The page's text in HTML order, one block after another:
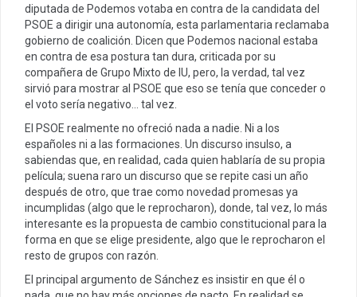
diputada de Podemos votaba en contra de la candidata del
PSOE a dirigir una autonomía, esta parlamentaria reclamaba
gobierno de coalición. Dicen que Podemos nacional estaba
en contra de esa postura tan dura, criticada por su
compañera de Grupo Mixto de IU, pero, la verdad, tal vez
sirvió para mostrar al PSOE que eso se tenía que conceder o
el voto sería negativo… tal vez.
El PSOE realmente no ofreció nada a nadie. Ni a los
españoles ni a las formaciones. Un discurso insulso, a
sabiendas que, en realidad, cada quien hablaría de su propia
película; suena raro un discurso que se repite casi un año
después de otro, que trae como novedad promesas ya
incumplidas (algo que le reprocharon), donde, tal vez, lo más
interesante es la propuesta de cambio constitucional para la
forma en que se elige presidente, algo que le reprocharon el
resto de grupos con razón.
El principal argumento de Sánchez es insistir en que él o